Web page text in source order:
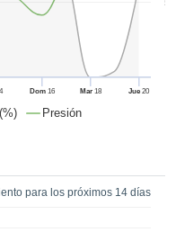
Presión
Dom16 Mar18 Jue 20
para los próximos 14 días